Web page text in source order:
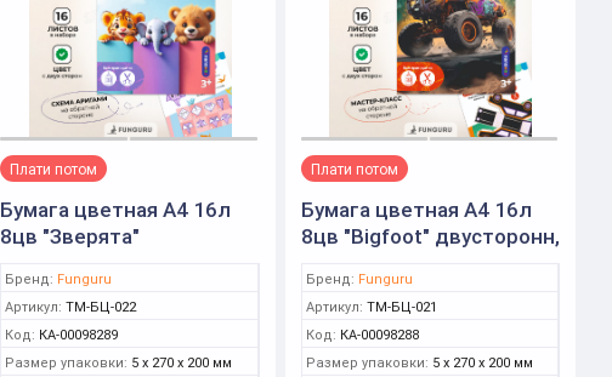
Плати потом
Бумага цветная А4 16л
8цв "Зверята"
(Funguru)
Бренд: Funguru
Артикул: ТМ-БЦ-022
Код: КА-00098289
Размер упаковки: 5 x 270 x 200 мм
Плати потом
Бумага цветная А4 16л
8цв "Bigfoot" двусторонн,
Бренд: Funguru
Артикул: ТМ-БЦ-021
Код: КА-00098288
Размер упаковки: 5 x 270 x 200 мм